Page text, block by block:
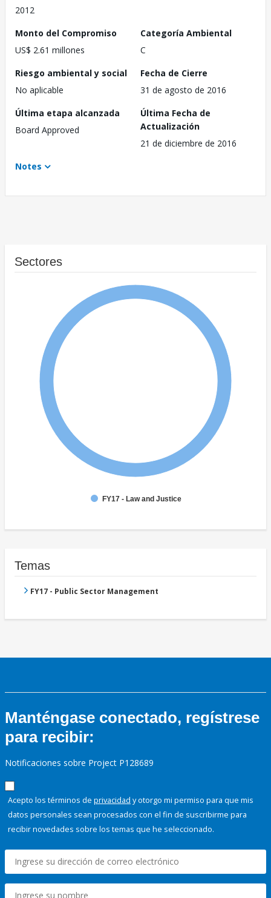
2012
Monto del Compromiso
US$ 2.61 millones
Categoría Ambiental
C
Riesgo ambiental y social
No aplicable
Fecha de Cierre
31 de agosto de 2016
Última etapa alcanzada
Board Approved
Última Fecha de
Actualización
21 de diciembre de 2016
Notes
Sectores
FY17 - Law and Justice
Temas
FY17 - Public Sector Management
Manténgase conectado, regístrese
para recibir:
Notificaciones sobre Project P128689
Acepto los términos de privacidad y otorgo mi permiso para que mis
datos personales sean procesados con el fin de suscribirme para
recibir novedades sobre los temas que he seleccionado.